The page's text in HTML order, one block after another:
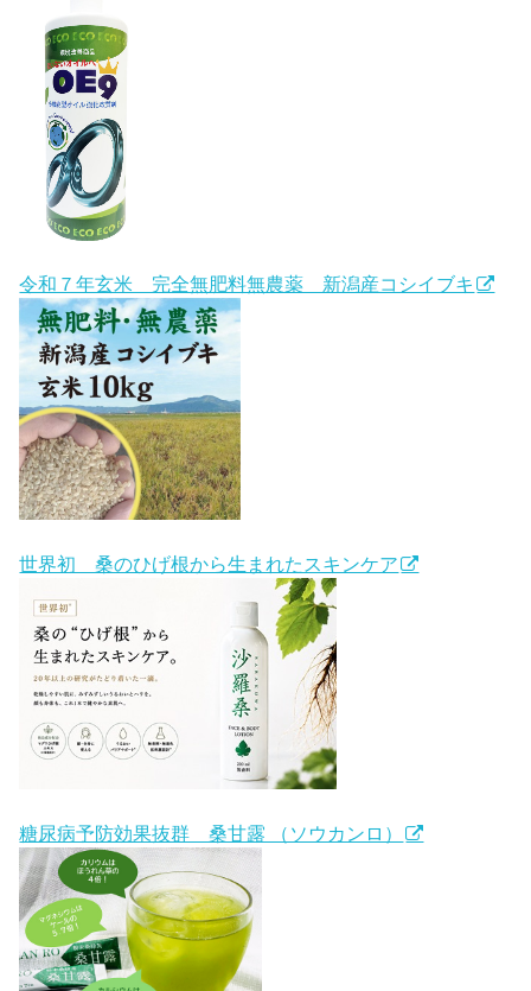
令和７年玄米 完全無肥料無農薬 新潟産コシイブキ
世界初 桑のひげ根から生まれたスキンケア
糖尿病予防効果抜群 桑甘露 （ソウカンロ）